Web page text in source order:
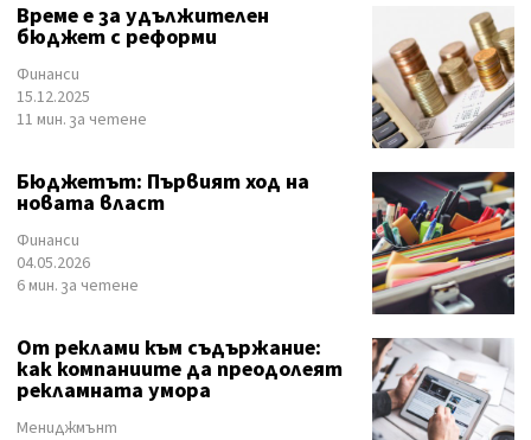
Време е за удължителен
бюджет с реформи
Финанси
15.12.2025
11 мин. за четене
Бюджетът: Първият ход на
новата власт
Финанси
04.05.2026
6 мин. за четене
От реклами към съдържание:
как компаниите да преодолеят
рекламната умора
Мениджмънт